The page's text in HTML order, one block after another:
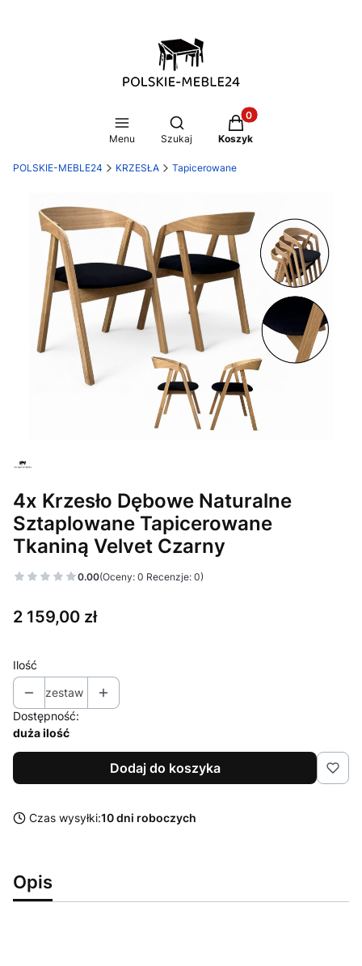
Menu
Otwórz wyszukiwarkę
Szukaj
Produkty w koszyku:
Koszyk
POLSKIE-MEBLE24 KRZESŁA Tapicerowane
4x Krzesło Dębowe Naturalne
Sztaplowane Tapicerowane
Tkaniną Velvet Czarny
0.00(Oceny: 0 Recenzje: 0)
Cena
2 159,00 zł
Ilość
zestaw
Dostępność:
duża ilość
Dodaj do koszyka
Czas wysyłki:10 dni roboczych
Opis